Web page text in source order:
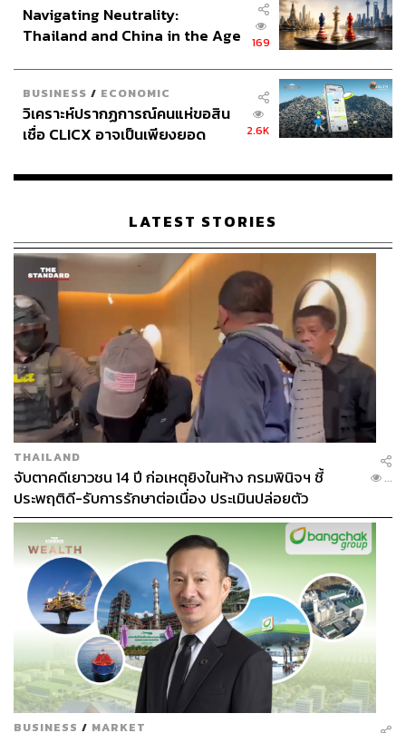
Navigating Neutrality:
Thailand and China in the Age
169
BUSINESS / ECONOMIC
วิเคราะห์ปรากฏการณ์คนแห่ขอสิน
เชื่อ CLICX อาจเป็นเพียงยอด
เรือนไทยที่ถูกซุกไว้
2.6K
LATEST STORIES
THAILAND
จับตาคดีเยาวชน 14 ปี ก่อเหตุยิงในห้าง กรมพินิจฯ ชี้
ประพฤติดี-รับการรักษาต่อเนื่อง ประเมินปล่อยตัว
...
BUSINESS / MARKET